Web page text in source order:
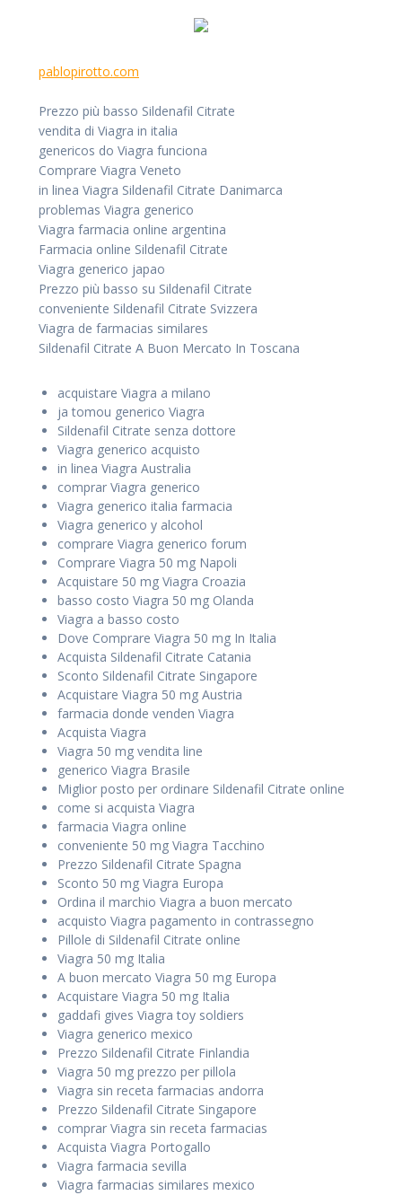
pablopirotto.com
Prezzo più basso Sildenafil Citrate
vendita di Viagra in italia
genericos do Viagra funciona
Comprare Viagra Veneto
in linea Viagra Sildenafil Citrate Danimarca
problemas Viagra generico
Viagra farmacia online argentina
Farmacia online Sildenafil Citrate
Viagra generico japao
Prezzo più basso su Sildenafil Citrate
conveniente Sildenafil Citrate Svizzera
Viagra de farmacias similares
Sildenafil Citrate A Buon Mercato In Toscana
acquistare Viagra a milano
ja tomou generico Viagra
Sildenafil Citrate senza dottore
Viagra generico acquisto
in linea Viagra Australia
comprar Viagra generico
Viagra generico italia farmacia
Viagra generico y alcohol
comprare Viagra generico forum
Comprare Viagra 50 mg Napoli
Acquistare 50 mg Viagra Croazia
basso costo Viagra 50 mg Olanda
Viagra a basso costo
Dove Comprare Viagra 50 mg In Italia
Acquista Sildenafil Citrate Catania
Sconto Sildenafil Citrate Singapore
Acquistare Viagra 50 mg Austria
farmacia donde venden Viagra
Acquista Viagra
Viagra 50 mg vendita line
generico Viagra Brasile
Miglior posto per ordinare Sildenafil Citrate online
come si acquista Viagra
farmacia Viagra online
conveniente 50 mg Viagra Tacchino
Prezzo Sildenafil Citrate Spagna
Sconto 50 mg Viagra Europa
Ordina il marchio Viagra a buon mercato
acquisto Viagra pagamento in contrassegno
Pillole di Sildenafil Citrate online
Viagra 50 mg Italia
A buon mercato Viagra 50 mg Europa
Acquistare Viagra 50 mg Italia
gaddafi gives Viagra toy soldiers
Viagra generico mexico
Prezzo Sildenafil Citrate Finlandia
Viagra 50 mg prezzo per pillola
Viagra sin receta farmacias andorra
Prezzo Sildenafil Citrate Singapore
comprar Viagra sin receta farmacias
Acquista Viagra Portogallo
Viagra farmacia sevilla
Viagra farmacias similares mexico